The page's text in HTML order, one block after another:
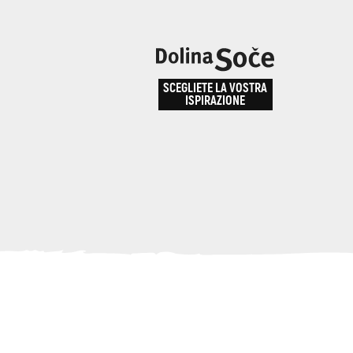
SCEGLIETE LA VOSTRA
ISPIRAZIONE